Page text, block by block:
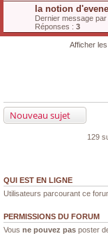
la notion
Dernier message par
Réponses : 3
Afficher
Nouveau sujet
129
QUI EST EN LIGNE
Utilisateurs parcourant ce
PERMISSIONS DU FORUM
Vous ne pouvez pas poster